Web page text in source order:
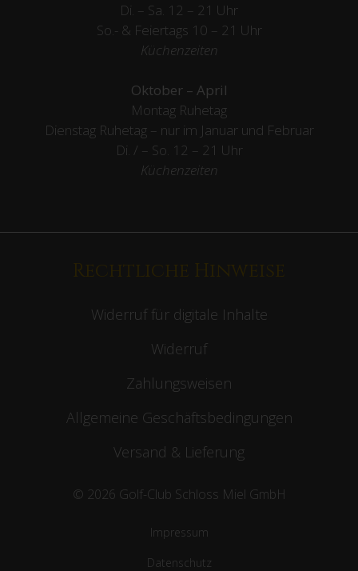
Di. – Sa. 12 – 21 Uhr
So.- & Feiertags 10 – 21 Uhr
Küchenzeiten
Oktober – April
Montag Ruhetag
Dienstag Ruhetag – nur im Januar und Februar
Di. / – So. 12 – 21 Uhr
Küchenzeiten
Rechtliche Hinweise
Widerruf für digitale Inhalte
Widerruf
Zahlungsweisen
Allgemeine Geschäftsbedingungen
Versand & Lieferung
© 2026 Golf-Club Schloss Miel GmbH
Impressum
Datenschutz